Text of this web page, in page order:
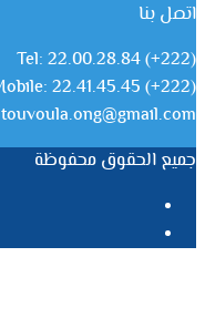
اتصل بنا
Tel: 22.00.28.84 (+222)
22.41.45.45 (+222)
جميع الحقوق محفوظة